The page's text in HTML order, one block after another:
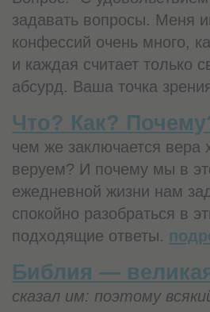
задавать вопросы. Меня
конфессий очень много,
и каждая считает только
абсурд. Ваша точка
Что? Как?
чем же заключается вера
веруем? И почему мы в
ежедневной жизни нам
спокойно разобраться в
подходящие ответы.
Библия —
сказал им: поэтому